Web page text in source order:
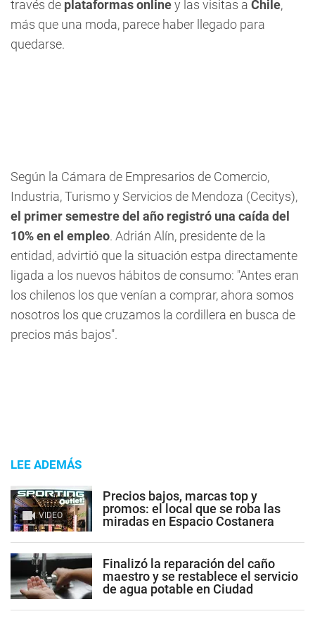
través de plataformas onliney las visitas a Chile,
más que una moda, parece haber llegado para
quedarse.
Según la Cámara de Empresarios de Comercio,
Industria, Turismo y Servicios de Mendoza (Cecitys),
el primer semestre del año registró una caída del
10% en el empleo. Adrián Alín, presidente de la
entidad, advirtió que la situación estpa directamente
ligada a los nuevos hábitos de consumo: "Antes eran
los chilenos los que venían a comprar, ahora somos
nosotros los que cruzamos la cordillera en busca de
precios más bajos".
LEE ADEMÁS
VIDEO
Precios bajos, marcas top y
promos: el local que se roba las
miradas en Espacio Costanera
Finalizó la reparación del caño
maestro y se restablece el servicio
de agua potable en Ciudad